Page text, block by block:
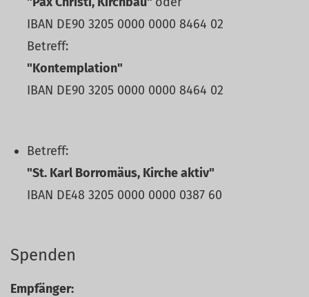
IBAN DE90 3205 0000 0000 8464 02
Betreff:
"Kontemplation"
IBAN DE90 3205 0000 0000 8464 02
Betreff:
"St. Karl Borromäus, Kirche aktiv"
IBAN DE48 3205 0000 0000 0387 60
Spenden
Empfänger: